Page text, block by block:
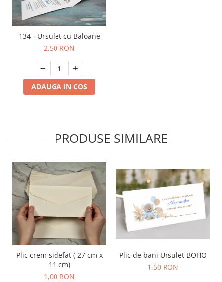
134 - Ursulet cu Baloane
2,50 RON
ADAUGA IN COS
PRODUSE SIMILARE
Plic crem sidefat ( 27 cm x
11 cm)
1,00 RON
Plic de bani Ursulet BOHO
1,50 RON